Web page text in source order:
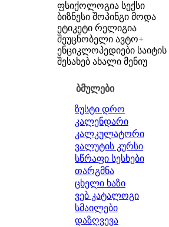
ფსიქოლოგია სექსი
ბიზნესი შოპინგი მოდა
ეტიკეტი რელიგია
შეუცნობელი ავტო+
ენციკლოპედიები საიტის
შესახებ ახალი მენიუ
ბმულები
ზუსტი დრო
კალენდარი
კალკულატორი
ვალუტის კურსი
სწრაფი სესხები
თარგმნა
ცხელი ხაზი
ვებ კატალოგი
სმაილები
დაზღვევა